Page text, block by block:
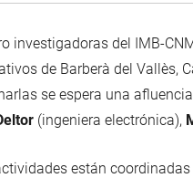
investigadoras del IMB-
de Barberà del Vallès,
se espera una
(ingeniera electrónica),
están